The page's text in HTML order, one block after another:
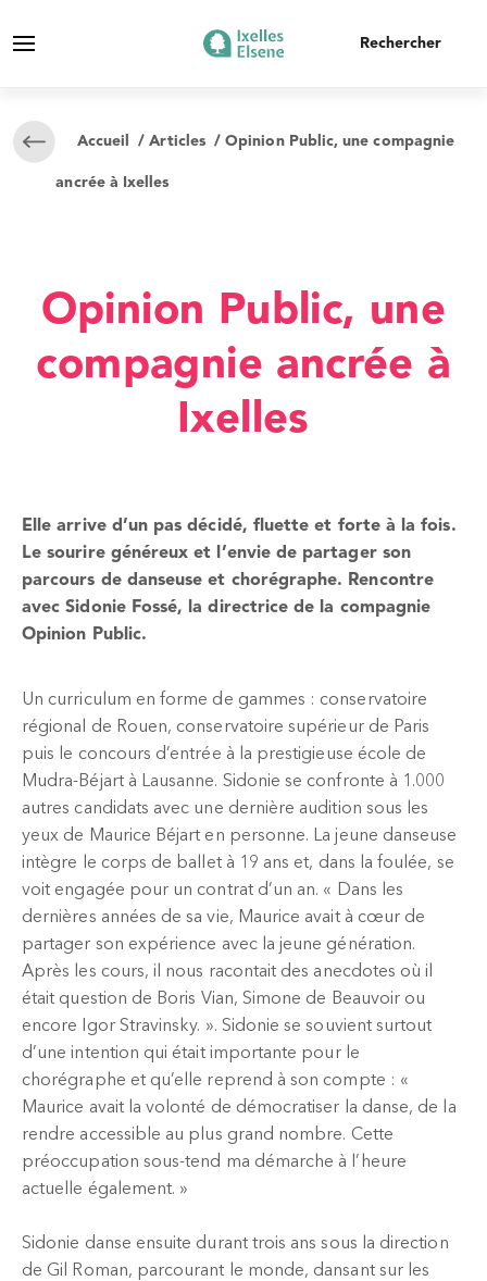
Accueil /Articles/ Opinion Public, une compagnie
ancrée à Ixelles
Opinion Public, une
compagnie ancrée à
Ixelles
Elle arrive d’un pas décidé, fluette et forte à la fois.
Le sourire généreux et l’envie de partager son
parcours de danseuse et chorégraphe. Rencontre
avec Sidonie Fossé, la directrice de la compagnie
Opinion Public.
Un curriculum en forme de gammes : conservatoire
régional de Rouen, conservatoire supérieur de Paris
puis le concours d’entrée à la prestigieuse école de
Mudra-Béjart à Lausanne. Sidonie se confronte à 1.000
autres candidats avec une dernière audition sous les
yeux de Maurice Béjart en personne. La jeune danseuse
intègre le corps de ballet à 19 ans et, dans la foulée, se
voit engagée pour un contrat d’un an. « Dans les
dernières années de sa vie, Maurice avait à cœur de
partager son expérience avec la jeune génération.
Après les cours, il nous racontait des anecdotes où il
était question de Boris Vian, Simone de Beauvoir ou
encore Igor Stravinsky. ». Sidonie se souvient surtout
d’une intention qui était importante pour le
chorégraphe et qu’elle reprend à son compte : «
Maurice avait la volonté de démocratiser la danse, de la
rendre accessible au plus grand nombre. Cette
préoccupation sous-tend ma démarche à l’heure
actuelle également. »
Sidonie danse ensuite durant trois ans sous la direction
de Gil Roman, parcourant le monde, dansant sur les